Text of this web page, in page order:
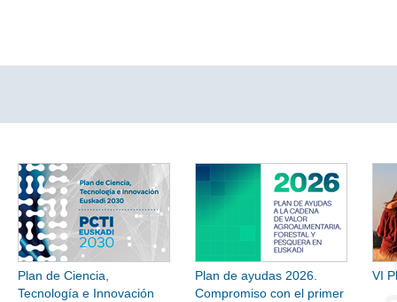
Plan de Ciencia,
Tecnología e Innovación
Plan de ayudas 2026.
Compromiso con el primer
VI